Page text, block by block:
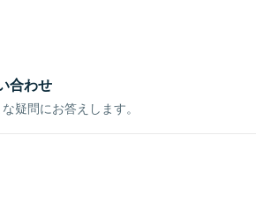
合わせ
疑問にお答えします。